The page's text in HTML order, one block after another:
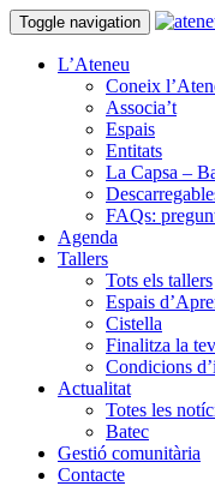
Toggle navigation
L’Ateneu
Coneix
Associa’t
Espais
Entitats
La Capsa –
FAQs:
Agenda
Tallers
Tots els tallers
Espais
Cistella
Finalitza la
Condicions
Actualitat
Totes les
Batec
Gestió comunitària
Contacte